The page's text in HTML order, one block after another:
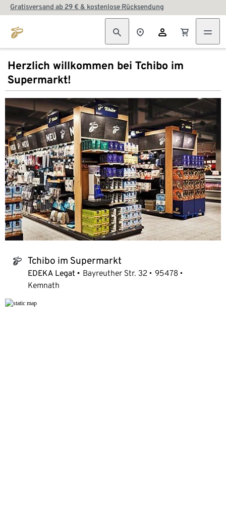
Gratisversand ab 29 € & kostenlose Rücksendung
Herzlich willkommen bei Tchibo im
Supermarkt!
tchibo_logo Tchibo im Supermarkt
EDEKA Legat Bayreuther Str. 32
95478
Kemnath